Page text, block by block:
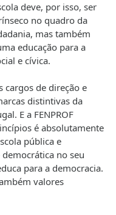
deve, por isso, ser
no quadro da
mas também
educação para a
e cívica.
cargos de direção e
distintivas da
E a FENPROF
é absolutamente
pública e
no seu
para a democracia.
valores